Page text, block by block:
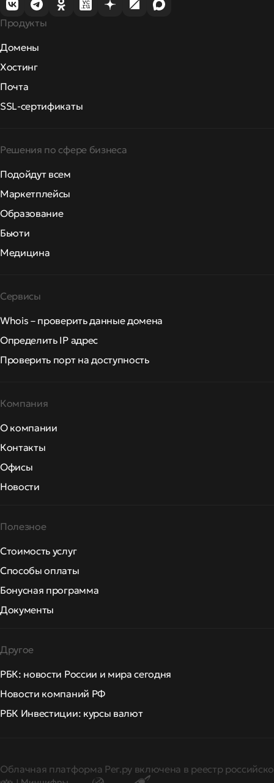
Продукты
Домены
Хостинг
Почта
SSL-сертификаты
Решения по сфере бизнеса
Подойдут всем
Маркетплейсы
Образование
Бьюти
Медицина
Сервисы
Whois – проверить данные домена
Определить IP адрес
Проверить порт на доступность
Компания
О компании
Контакты
Офисы
Новости
Полезное
Стоимость услуг
Способы оплаты
Бонусная программа
Документы
Другое
РБК: новости России и мира сегодня
Новости компаний РФ
РБК Инвестиции: курсы валют
Облачная платформа Рег.ру включена в реестр